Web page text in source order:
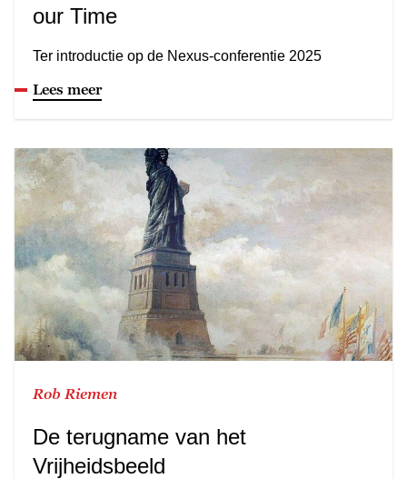
our Time
Ter introductie op de Nexus-conferentie 2025
Lees meer
Rob Riemen
De terugname van het
Vrijheidsbeeld